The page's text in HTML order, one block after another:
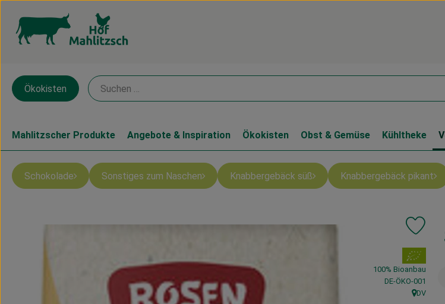
Ökokisten
Mahlitzscher Produkte Angebote & Inspiration Ökokisten Obst & Gemüse Kühltheke
Schokolade Sonstiges zum Naschen Knabbergebäck süß Knabbergebäck pikant
, Verband:
100% Bioanbau
, Kontrollstelle:
DE-ÖKO-001
, Herkunft:
DV